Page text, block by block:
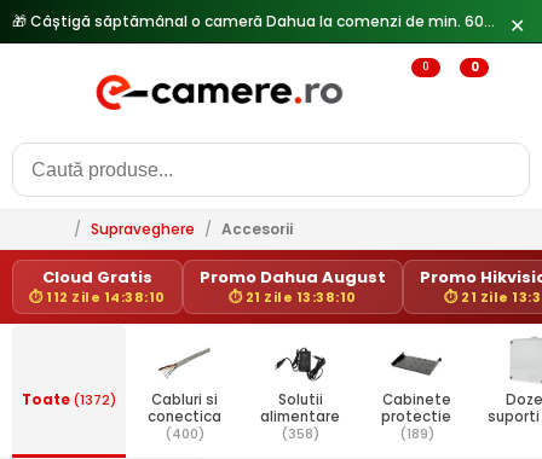
✕
0 0
/ Supraveghere / Accesorii
Cloud Gratis
⏱ 112 Zile 14:38:10
Promo Dahua August
⏱ 21 Zile 13:38:10
Promo
⏱ 21 Zile
Toate(1372)
Cabluri si
conectica
(400)
Solutii
alimentare
(358)
Cabinete
protectie
(189)
suporti